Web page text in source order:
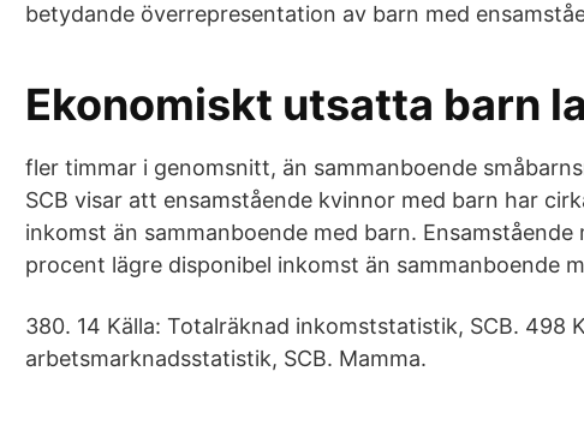
betydande överrepresentation av barn med
Ekonomiskt utsatta barn
fler timmar i genomsnitt, än sammanboende
SCB visar att ensamstående kvinnor med barn har
inkomst än sammanboende med barn. Ensamstående
procent lägre disponibel inkomst än sammanboende
380. 14 Källa: Totalräknad inkomststatistik, SCB. 498
arbetsmarknadsstatistik, SCB. Mamma.